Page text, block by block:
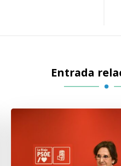
Entrada